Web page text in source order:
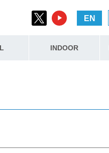
EN
INDOOR